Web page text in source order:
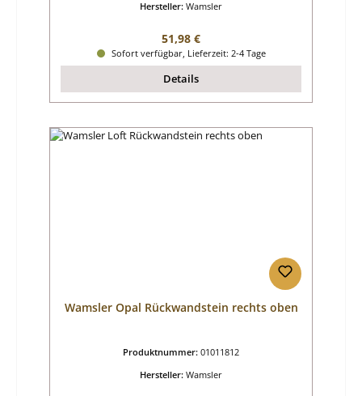
Hersteller: Wamsler
Regulärer Preis:
51,98 €
Sofort verfügbar, Lieferzeit: 2-4 Tage
Details
Wamsler Opal Rückwandstein rechts oben
Produktnummer: 01011812
Hersteller: Wamsler